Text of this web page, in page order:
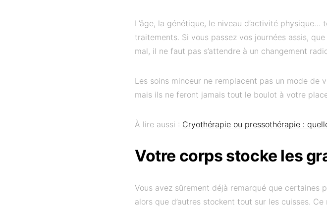
L’âge, la génétique, le niveau d’activité
traitements. Si vous passez vos journées assis,
mal, il ne faut pas s’attendre à un changement
Les soins minceur ne remplacent pas un mode de
mais ils ne feront jamais tout le boulot à votre
À lire aussi : Cryothérapie ou pressothérapie :
Votre corps stocke les
Vous avez sûrement déjà remarqué que certaines
alors que d’autres stockent tout sur les cuisses.